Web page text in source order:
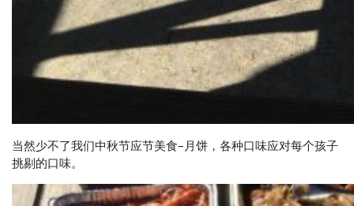
当然少不了我们中秋节应节美食–月饼，各种口味应对每个孩子
挑剔的口味。